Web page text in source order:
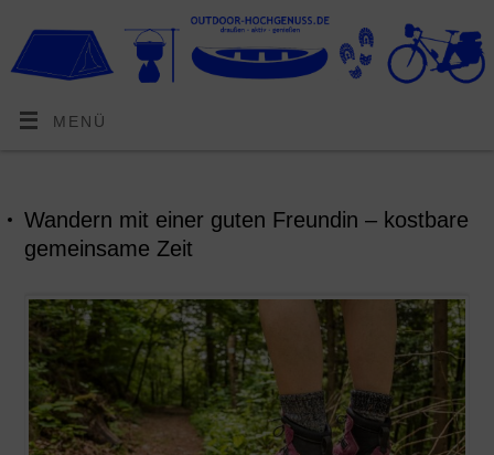
MENÜ
Wandern mit einer guten Freundin – kostbare
gemeinsame Zeit